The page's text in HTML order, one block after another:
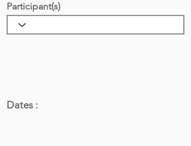
Participant(s)
Dates :